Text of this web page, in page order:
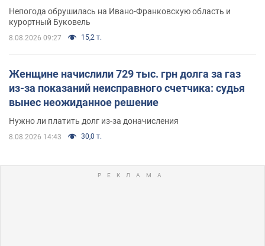
Непогода обрушилась на Ивано-Франковскую область и
курортный Буковель
8.08.2026 09:27 15,2 т.
Женщине начислили 729 тыс. грн долга за газ
из-за показаний неисправного счетчика: судья
вынес неожиданное решение
Нужно ли платить долг из-за доначисления
8.08.2026 14:43 30,0 т.